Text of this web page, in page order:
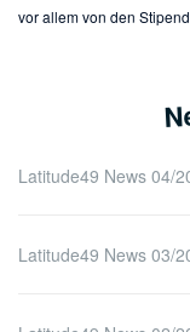
vor allem von den
Latitude49 News 04/
Latitude49 News 03/